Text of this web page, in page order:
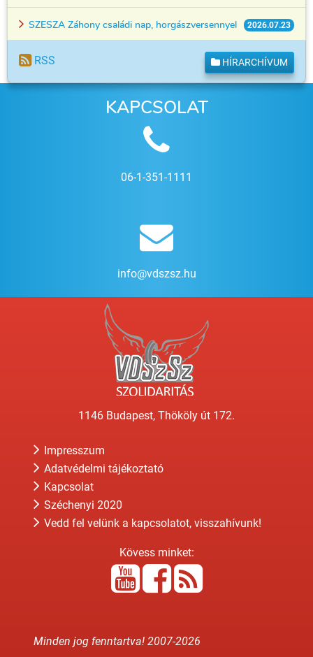
2026.07.23
SZESZA Záhony családi nap, horgászversennyel
RSS HÍRARCHÍVUM
KAPCSOLAT
06-1-351-1111
info@vdszsz.hu
1146 Budapest, Thököly út 172.
Impresszum
Adatvédelmi tájékoztató
Kapcsolat
Széchenyi 2020
Vedd fel velünk a kapcsolatot, visszahívunk!
Kövess minket:
Minden jog fenntartva! 2007-2026